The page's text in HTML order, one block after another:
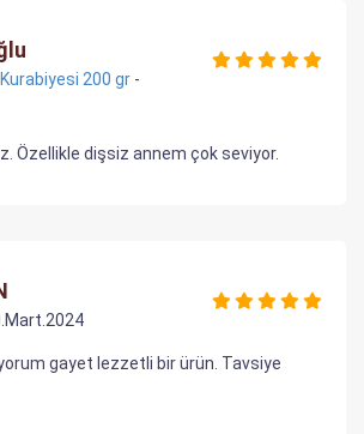
200 gr -
Özellikle dişsiz annem çok seviyor.
gayet lezzetli bir ürün. Tavsiye